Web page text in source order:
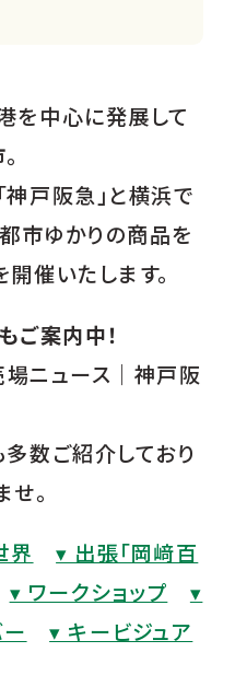
を中心に発展して
戸阪急」と横浜で
市ゆかりの商品を
催いたします。
ご案内中！
ニュース｜神戸阪
数ご紹介しており
。
界
▾ 出張「岡﨑百
▾ ワークショップ
▾
▾ キービジュア